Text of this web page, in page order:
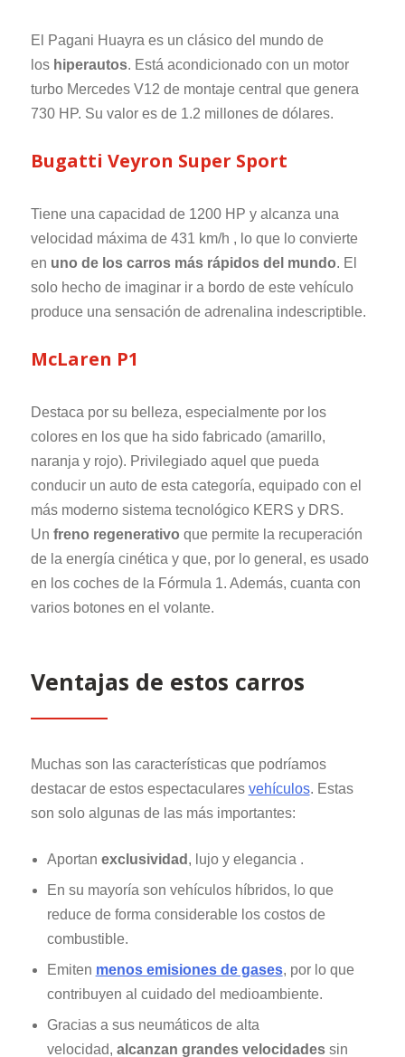
El Pagani Huayra es un clásico del mundo de
los hiperautos. Está acondicionado con un motor
turbo Mercedes V12 de montaje central que genera
730 HP. Su valor es de 1.2 millones de dólares.
Bugatti Veyron Super Sport
Tiene una capacidad de 1200 HP y alcanza una
velocidad máxima de 431 km/h , lo que lo convierte
en uno de los carros más rápidos del mundo. El
solo hecho de imaginar ir a bordo de este vehículo
produce una sensación de adrenalina indescriptible.
McLaren P1
Destaca por su belleza, especialmente por los
colores en los que ha sido fabricado (amarillo,
naranja y rojo). Privilegiado aquel que pueda
conducir un auto de esta categoría, equipado con el
más moderno sistema tecnológico KERS y DRS.
Un freno regenerativo que permite la recuperación
de la energía cinética y que, por lo general, es usado
en los coches de la Fórmula 1. Además, cuanta con
varios botones en el volante.
Ventajas de estos carros
Muchas son las características que podríamos
destacar de estos espectaculares vehículos. Estas
son solo algunas de las más importantes:
Aportan exclusividad , lujo y elegancia .
En su mayoría son vehículos híbridos, lo que
reduce de forma considerable los costos de
combustible.
Emiten menos emisiones de gases, por lo que
contribuyen al cuidado del medioambiente.
Gracias a sus neumáticos de alta
velocidad, alcanzan grandes velocidadessin